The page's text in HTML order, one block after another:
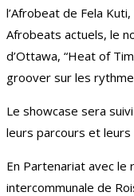
l’Afrobeat de Fela
Afrobeats actuels, le
d’Ottawa, “Heat of
groover sur les
Le showcase sera
leurs parcours et leurs
En Partenariat avec le
intercommunale de